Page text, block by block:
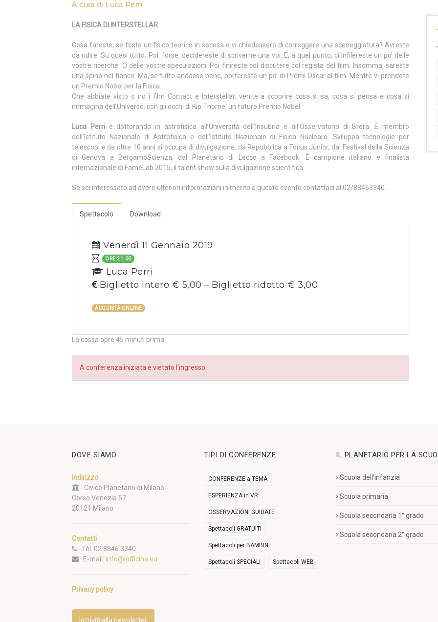
A cura di Luca Perri
LA FISICA DI INTERSTELLAR
Cosa fareste, se foste un fisico teorico in ascesa e vi chiedessero di correggere una sceneggiatura? Avreste
da ridire. Su quasi tutto. Poi, forse, decidereste di scriverne una voi. E, a quel punto, ci infilereste un po’ delle
vostre ricerche. O delle vostre speculazioni. Poi finireste col discutere col regista del film. Insomma, sareste
una spina nel fianco. Ma, se tutto andasse bene, portereste un po’ di Premi Oscar al film. Mentre vi prendete
un Premio Nobel per la Fisica.
Che abbiate visto o no i film Contact e Interstellar, venite a scoprire cosa si sa, cosa si pensa e cosa si
immagina dell’Universo. con gli occhi di Kip Thorne, un futuro Premio Nobel.
Luca Perriè dottorando in astrofisica all’Università dell’Insubria e all’Osservatorio di Brera. È membro
dell’Istituto Nazionale di Astrofisica e dell’Istituto Nazionale di Fisica Nucleare. Sviluppa tecnologie per
telescopi e da oltre 10 anni si occupa di divulgazione: da Repubblica a Focus Junior, dal Festival della Scienza
di Genova a BergamoScienza, dal Planetario di Lecco a Facebook. È campione italiano e finalista
internazionale di FameLab 2015, il talent show sulla divulgazione scientifica.
Se sei interessato ad avere ulteriori informazioni in merito a questo evento contattaci al 02/88463340.
Spettacolo Download
Venerdì 11 Gennaio 2019
ORE 21.00
Luca Perri
Biglietto intero € 5,00 – Biglietto ridotto € 3,00
ACQUISTA ONLINE
La cassa apre 45 minuti prima.
A conferenza iniziata è vietato l’ingresso.
DOVE SIAMO
Indirizzo
Civico Planetario di Milano
Corso Venezia 57
20121 Milano
Contatti
Tel. 02 8846 3340
E-mail: info@lofficina.eu
Privacy policy
Iscriviti alla newsletter
TIPI DI CONFERENZE
CONFERENZE a TEMA
ESPERIENZA in VR
OSSERVAZIONI GUIDATE
Spettacoli GRATUITI
Spettacoli per BAMBINI
Spettacoli SPECIALI Spettacoli WEB
IL PLANETARIO PER LA
Scuola dell’infanzia
Scuola primaria
Scuola secondaria 1° grado
Scuola secondaria 2° grado